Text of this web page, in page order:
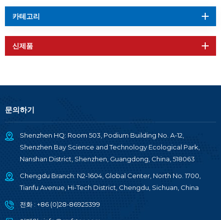
카테고리
신제품
문의하기
Shenzhen HQ: Room 503, Podium Building No. A-12,
Shenzhen Bay Science and Technology Ecological Park,
Nanshan District, Shenzhen, Guangdong, China, 518063
Chengdu Branch: N2-1604, Global Center, North No. 1700,
Tianfu Avenue, Hi-Tech District, Chengdu, Sichuan, China
전화 : +86 (0)28-86925399